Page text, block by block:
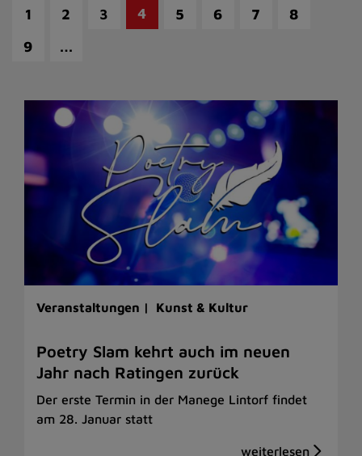
1 2 3 4 5 6 7
8
9
…
Veranstaltungen | Kunst & Kultur
Poetry Slam kehrt auch im neuen
Jahr nach Ratingen zurück
Der erste Termin in der Manege Lintorf findet
am 28. Januar statt